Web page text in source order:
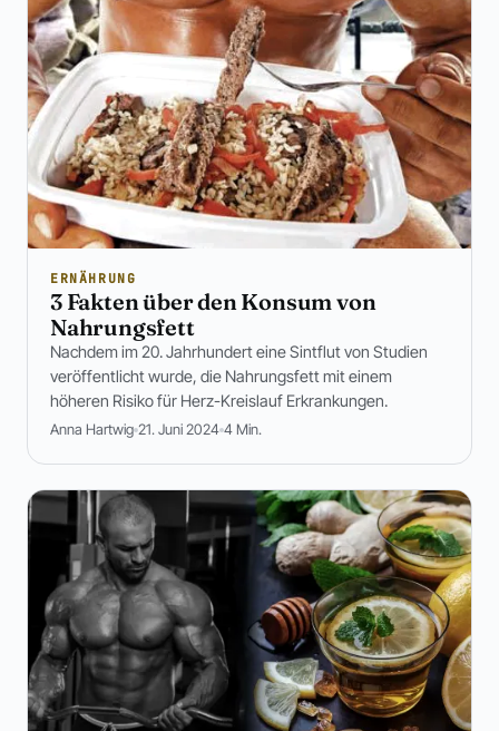
ERNÄHRUNG
3 Fakten über den Konsum von
Nahrungsfett
Nachdem im 20. Jahrhundert eine Sintflut von Studien
veröffentlicht wurde, die Nahrungsfett mit einem
höheren Risiko für Herz-Kreislauf Erkrankungen.
Anna Hartwig 21. Juni 2024 4 Min.